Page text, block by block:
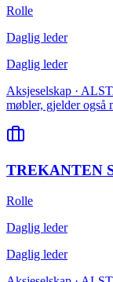
Rolle
Daglig leder
Daglig leder
Aksjeselskap ·
møbler, gjelder også
TREKANTEN
Rolle
Daglig leder
Daglig leder